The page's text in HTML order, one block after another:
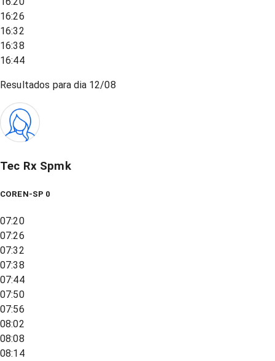
16:26
16:32
16:38
16:44
Resultados para dia 12/08
Tec Rx Spmk
COREN-SP 0
07:20
07:26
07:32
07:38
07:44
07:50
07:56
08:02
08:08
08:14